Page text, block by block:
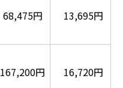
68,475円 13,695円
167,200円 16,720円